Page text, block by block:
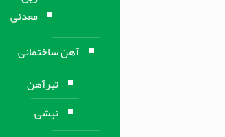
معدنی
آهن ساختمانی
تیرآهن
نبشی